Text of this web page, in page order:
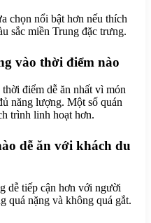
chọn nổi bật hơn nếu thích
sắc miền Trung đặc trưng.
vào thời điểm nào
điểm dễ ăn nhất vì món
năng lượng. Một số quán
trình linh hoạt hơn.
dễ ăn với khách du
dễ tiếp cận hơn với người
quá nặng và không quá gắt.